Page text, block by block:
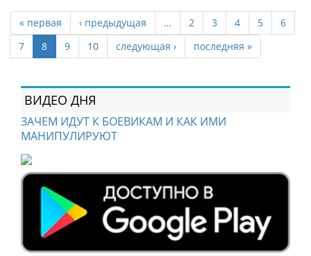
« первая ‹ предыдущая … 2 3 4 5
6
7
8 9 10 следующая › последняя »
ВИДЕО ДНЯ
ЗАЧЕМ ИДУТ К БОЕВИКАМ И КАК ИМИ
МАНИПУЛИРУЮТ